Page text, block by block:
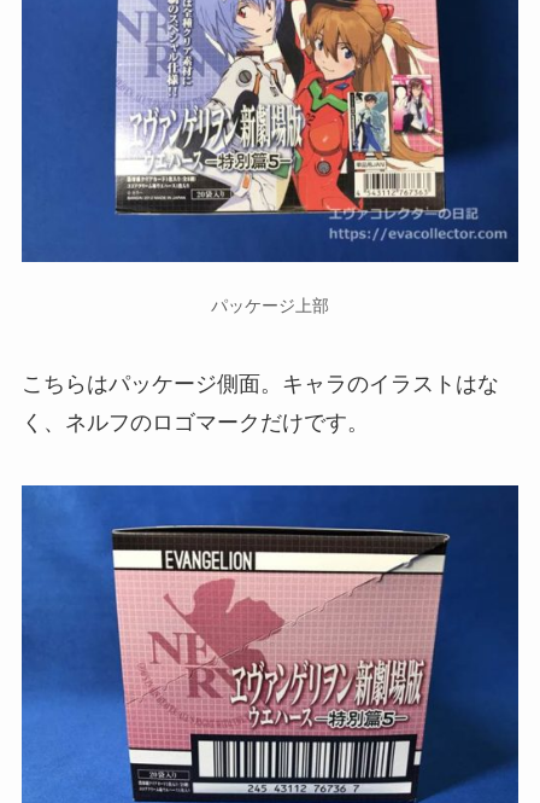
パッケージ上部
こちらはパッケージ側面。キャラのイラストはな
く、ネルフのロゴマークだけです。